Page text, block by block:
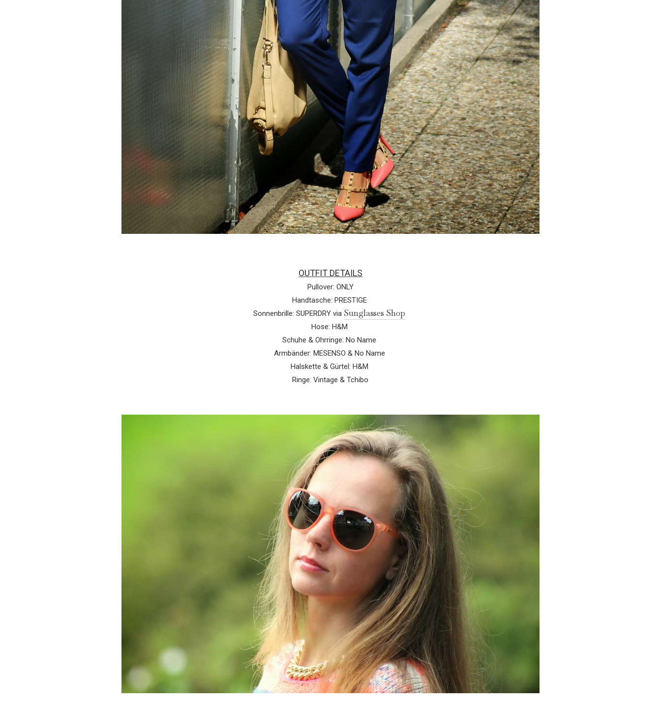
OUTFIT DETAILS
Pullover: ONLY
Handtasche: PRESTIGE
Sonnenbrille: SUPERDRY via Sunglasses Shop
Hose: H&M
Schuhe & Ohrringe: No Name
Armbänder: MESENSO & No Name
Halskette & Gürtel: H&M
Ringe: Vintage & Tchibo